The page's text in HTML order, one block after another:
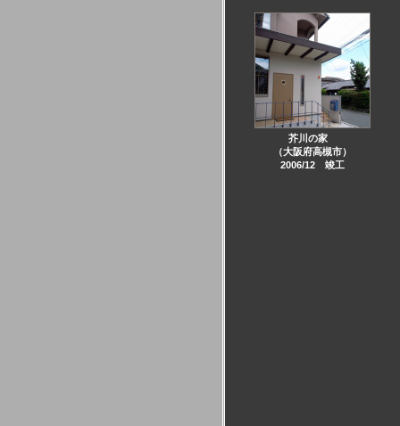
芥川の家
（大阪府高槻市）
2006/12 竣工